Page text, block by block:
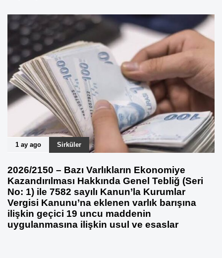
1 ay ago Sirküler
2026/2150 – Bazı Varlıkların Ekonomiye
Kazandırılması Hakkında Genel Tebliğ (Seri
No: 1) ile 7582 sayılı Kanun’la Kurumlar
Vergisi Kanunu’na eklenen varlık barışına
ilişkin geçici 19 uncu maddenin
uygulanmasına ilişkin usul ve esaslar